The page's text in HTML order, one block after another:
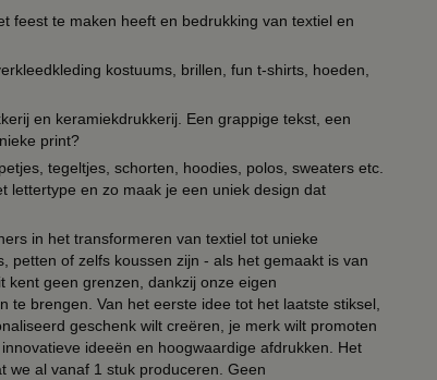
feest te maken heeft en bedrukking van textiel en
kostuums, brillen, fun t-shirts, hoeden,
en keramiekdrukkerij. Een grappige tekst, een
print?
tegeltjes, schorten, hoodies, polos, sweaters etc.
lettertype en zo maak je een uniek design dat
in het transformeren van textiel tot unieke
petten of zelfs koussen zijn - als het gemaakt is van
kent geen grenzen, dankzij onze eigen
te brengen. Van het eerste idee tot het laatste stiksel,
geschenk wilt creëren, je merk wilt promoten
ideeën en hoogwaardige afdrukken. Het
we al vanaf 1 stuk produceren. Geen